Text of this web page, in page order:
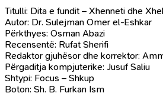
Titulli: Dita e fundit – Xhenneti dhe
Autor: Dr. Sulejman Omer el-Eshkar
Përkthyes: Osman Abazi
Recensentë: Rufat Sherifi
Redaktor gjuhësor dhe korrektor:
Përgaditja kompjuterike: Jusuf Saliu
Shtypi: Focus – Shkup
Boton: Sh. B. Furkan Ism